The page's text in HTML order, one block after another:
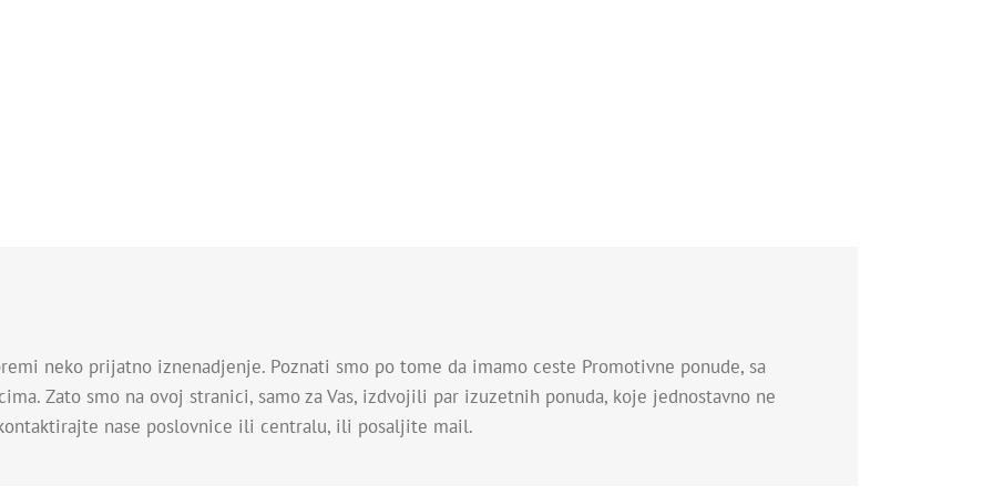
neko prijatno iznenadjenje. Poznati smo po tome da imamo ceste Promotivne ponude, sa
Zato smo na ovoj stranici, samo za Vas, izdvojili par izuzetnih ponuda, koje jednostavno ne
nase poslovnice ili centralu, ili posaljite mail.